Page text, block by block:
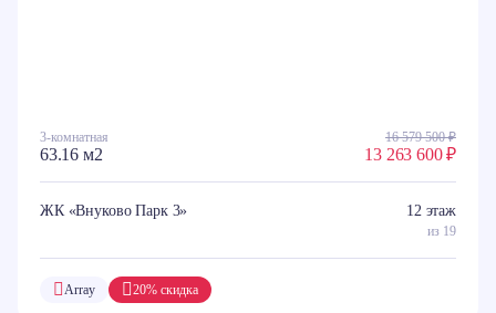
3-комнатная
63.16 м2
16 579 500 ₽
13 263 600 ₽
ЖК «Внуково Парк 3» 12 этаж
из 19
20% скидка
Array